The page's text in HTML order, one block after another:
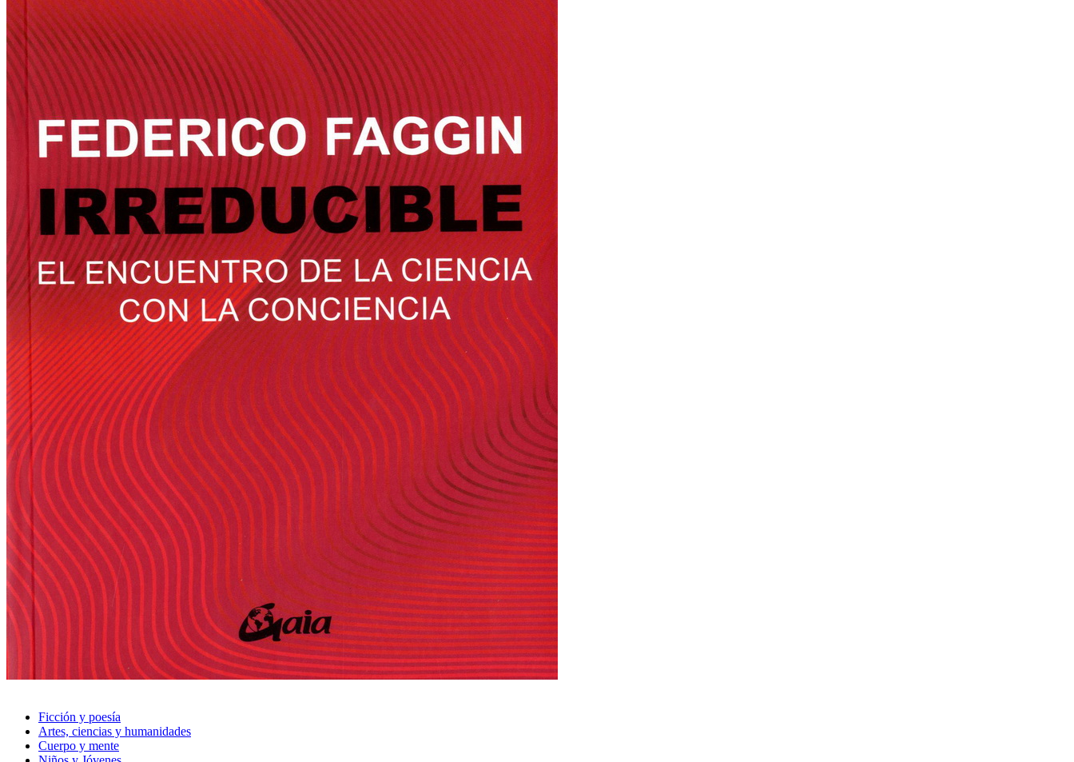
Ficción y poesía
Artes, ciencias y humanidades
Cuerpo y mente